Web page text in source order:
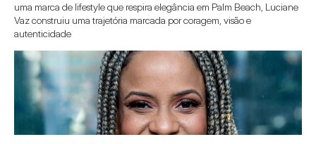
uma marca de lifestyle que respira elegância em Palm Beach, Luciane
Vaz construiu uma trajetória marcada por coragem, visão e
autenticidade